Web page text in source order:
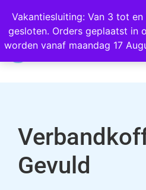
Vakantiesluiting: Van 3 tot
gesloten. Orders geplaatst in
worden vanaf maandag 17
Wij scoren een
0
Gevuld